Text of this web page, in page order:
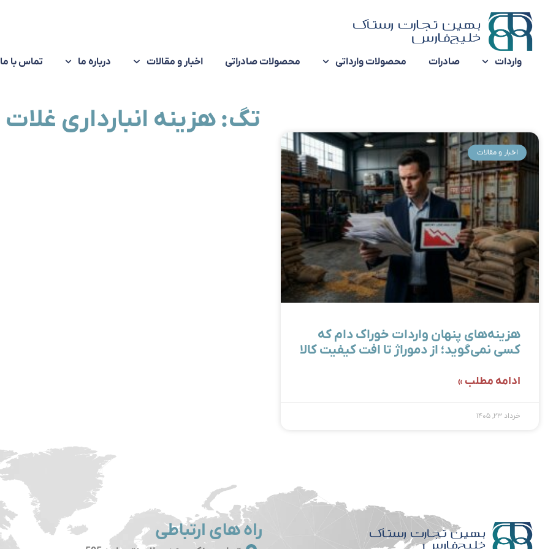
واردات صادرات محصولات وارداتی محصولات صادراتی اخبار و مقالات درباره ما تماس با ما
تگ: هزینه انبارداری غلات
اخبار و مقالات
هزینه‌های پنهان واردات خوراک دام که
کسی نمی‌گوید؛ از دموراژ تا افت کیفیت کالا
ادامه مطلب »
خرداد ۲۳, ۱۴۰۵
راه های ارتباطی